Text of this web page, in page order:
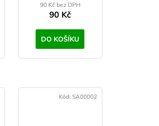
90 Kč bez DPH
90 Kč
DO KOŠÍKU
Kód: SA00002